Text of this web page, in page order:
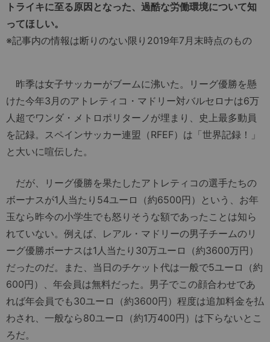
トライキに至る原因となった、過酷な労働環境について知
ってほしい。
※記事内の情報は断りのない限り2019年7月末時点のもの
昨季は女子サッカーがブームに沸いた。リーグ優勝を懸
けた今年3月のアトレティコ・マドリー対バルセロナは6万
人超でワンダ・メトロポリターノが埋まり、史上最多動員
を記録。スペインサッカー連盟（RFEF）は「世界記録！」
と大いに喧伝した。
だが、リーグ優勝を果たしたアトレティコの選手たちの
ボーナスが1人当たり54ユーロ（約6500円）という、お年
玉なら昨今の小学生でも怒りそうな額であったことは知ら
れていない。例えば、レアル・マドリーの男子チームのリ
ーグ優勝ボーナスは1人当たり30万ユーロ（約3600万円）
だったのだ。また、当日のチケット代は一般で5ユーロ（約
600円）、年会員は無料だった。男子でこの顔合わせであ
れば年会員でも30ユーロ（約3600円）程度は追加料金を払
わされ、一般なら80ユーロ（約1万400円）は下らないとこ
ろだ。